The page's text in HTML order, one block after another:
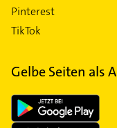
Pinterest
TikTok
Gelbe Seiten als